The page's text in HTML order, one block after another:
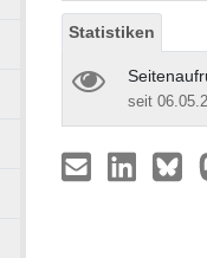
Statistiken
seit